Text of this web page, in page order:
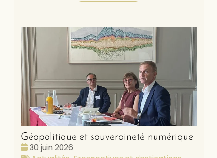
Géopolitique et souveraineté numérique
Date
30 juin 2026